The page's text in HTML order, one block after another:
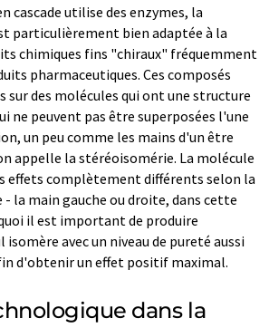
cascade utilise des enzymes, la
particulièrement bien adaptée à la
chimiques fins "chiraux" fréquemment
pharmaceutiques. Ces composés
sur des molécules qui ont une structure
ne peuvent pas être superposées l'une
un peu comme les mains d'un être
appelle la stéréoisomérie. La molécule
effets complètement différents selon la
la main gauche ou droite, dans cette
il est important de produire
avec un niveau de pureté aussi
d'obtenir un effet positif maximal.
dans la